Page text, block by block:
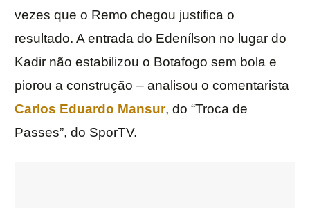
vezes que o Remo chegou justifica o
resultado. A entrada do Edenílson no lugar do
Kadir não estabilizou o Botafogo sem bola e
piorou a construção – analisou o comentarista
Carlos Eduardo Mansur, do “Troca de
Passes”, do SporTV.